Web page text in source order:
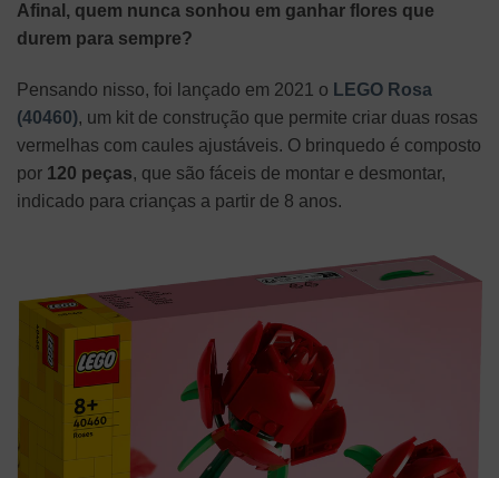
Afinal, quem nunca sonhou em ganhar flores que
durem para sempre?
Pensando nisso, foi lançado em 2021 o LEGO Rosa
(40460), um kit de construção que permite criar duas rosas
vermelhas com caules ajustáveis. O brinquedo é composto
por 120 peças, que são fáceis de montar e desmontar,
indicado para crianças a partir de 8 anos.